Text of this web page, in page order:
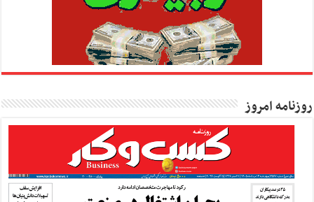
روزنامه امروز